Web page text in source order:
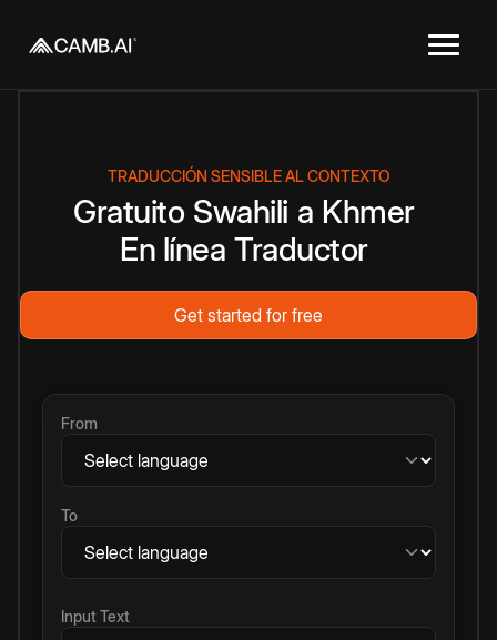
TRADUCCIÓN SENSIBLE AL CONTEXTO
Gratuito Swahili a Khmer
En línea Traductor
Get started for free
From
To
Input Text